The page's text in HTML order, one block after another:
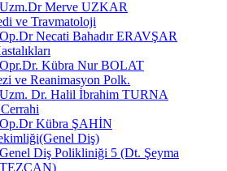
Uzm.Dr Merve UZKAR
ve Travmatoloji
Op.Dr Necati Bahadır ERAVŞAR
Opr.Dr. Kübra Nur BOLAT
ve Reanimasyon Polk.
Uzm. Dr. Halil İbrahim TURNA
Op.Dr Kübra ŞAHİN
Diş)
Genel Diş Polikliniği 5 (Dt. Şeyma
TEZCAN)